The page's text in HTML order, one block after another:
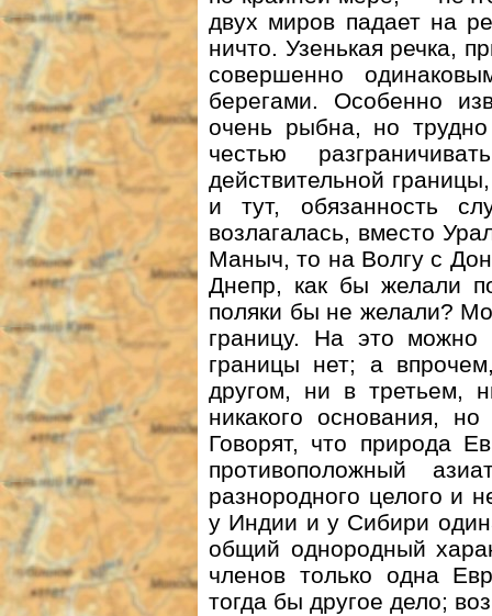
двух миров падает на
ничто. Узенькая речка,
совершенно
берегами. Особенно
очень рыбна, но
честью
действительной
и тут, обязанность
возлагалась, вместо
Маныч, то на Волгу с
Днепр, как бы желали
поляки бы не желали?
границу. На это можно
границы нет; а
другом, ни в третьем,
никакого основания,
Говорят, что природа
противоположный
разнородного целого и
у Индии и у Сибири
общий однородный
членов только одна
тогда бы другое дело;